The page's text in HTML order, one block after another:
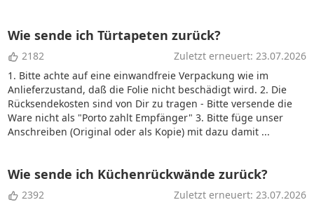
Wie sende ich Türtapeten zurück?
2182
Zuletzt erneuert: 23.07.2026
1. Bitte achte auf eine einwandfreie Verpackung wie im
Anlieferzustand, daß die Folie nicht beschädigt wird. 2. Die
Rücksendekosten sind von Dir zu tragen - Bitte versende die
Ware nicht als "Porto zahlt Empfänger" 3. Bitte füge unser
Anschreiben (Original oder als Kopie) mit dazu damit ...
Wie sende ich Küchenrückwände zurück?
2392
Zuletzt erneuert: 23.07.2026